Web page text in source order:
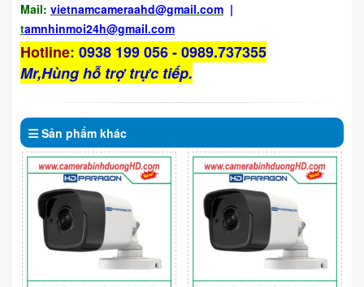
Mail: vietnamcameraahd@gmail.com |
tamnhinmoi24h@gmail.com
Hotline: 0938 199 056 - 0989.737355
Mr,Hùng hỗ trợ trực tiếp.
Sản phẩm khác